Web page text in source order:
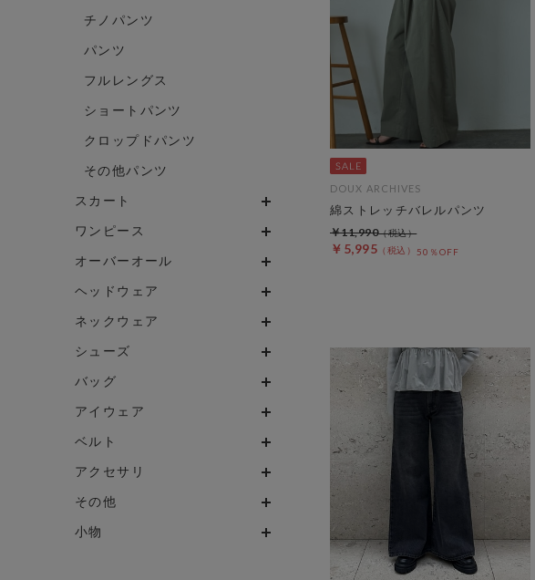
チノパンツ
パンツ
フルレングス
ショートパンツ
クロップドパンツ
その他パンツ
スカート
ワンピース
オーバーオール
ヘッドウェア
ネックウェア
シューズ
バッグ
アイウェア
ベルト
アクセサリ
その他
小物
DOUX ARCHIVES
綿ストレッチバレルパンツ
￥5,995 50％OFF
￥11,990